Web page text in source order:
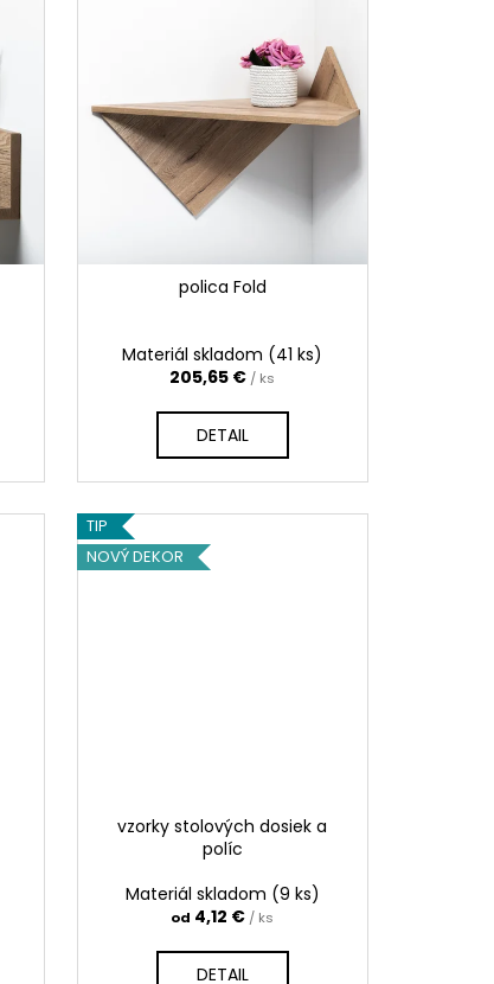
polica Fold
Materiál skladom (41 ks)
205,65 € / ks
DETAIL
TIP
NOVÝ DEKOR
vzorky stolových dosiek a
políc
Materiál skladom (9 ks)
od 4,12 € / ks
DETAIL